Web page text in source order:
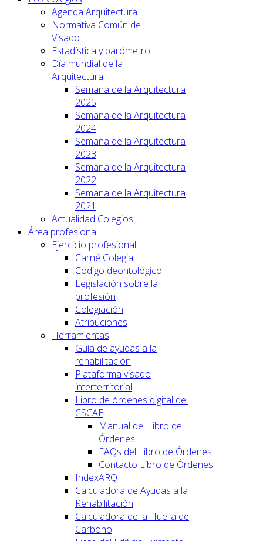
Agenda Arquitectura
Normativa Común de
Visado
Estadística y barómetro
Día mundial de la
Arquitectura
Semana de la Arquitectura
2025
Semana de la Arquitectura
2024
Semana de la Arquitectura
2023
Semana de la Arquitectura
2022
Semana de la Arquitectura
2021
Actualidad Colegios
Área profesional
Ejercicio profesional
Carné Colegial
Código deontológico
Legislación sobre la
profesión
Colegiación
Atribuciones
Herramientas
Guía de ayudas a la
rehabilitación
Plataforma visado
interterritorial
Libro de órdenes digital del
CSCAE
Manual del Libro de
Órdenes
FAQs del Libro de Órdenes
Contacto Libro de Órdenes
IndexARQ
Calculadora de Ayudas a la
Rehabilitación
Calculadora de la Huella de
Carbono